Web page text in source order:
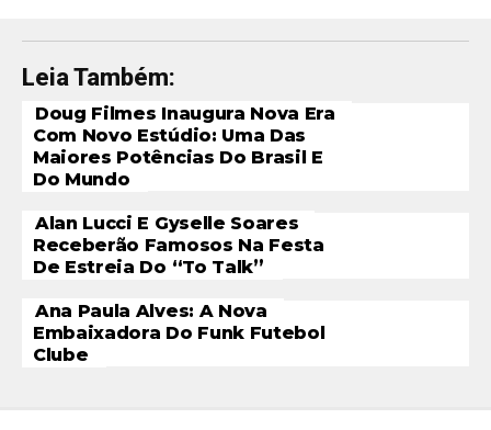
Leia Também:
Doug Filmes Inaugura Nova Era
Com Novo Estúdio: Uma Das
Maiores Potências Do Brasil E
Do Mundo
Alan Lucci E Gyselle Soares
Receberão Famosos Na Festa
De Estreia Do “To Talk”
Ana Paula Alves: A Nova
Embaixadora Do Funk Futebol
Clube